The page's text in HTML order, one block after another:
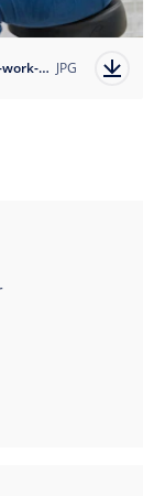
1713791871-yeiddy-ferreira-hand-therapist-at-work-with-a-plastics-patient-2023-mercy-ships-photo-credit-tirsa-tapia-zamora?auto=format JPG